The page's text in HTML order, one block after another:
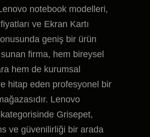
notebook modelleri,
ve Ekran Kartı
geniş bir ürün
firma, hem bireysel
hem de kurumsal
hitap eden profesyonel bir
Lenovo
Grisepet,
ve güvenilirliği bir arada